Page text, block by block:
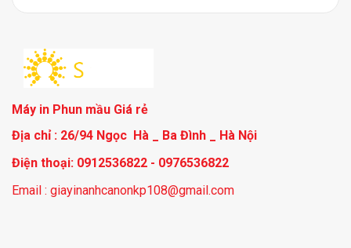
Máy in Phun mầu Giá rẻ
Địa chỉ : 26/94 Ngọc Hà _ Ba Đình _ Hà Nội
Điện thoại: 0912536822 - 0976536822
Email : giayinanhcanonkp108@gmail.com